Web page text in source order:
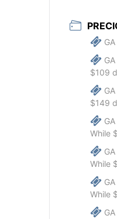
$109
$149
While
While
While